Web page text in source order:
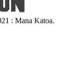
: Mana Katoa.